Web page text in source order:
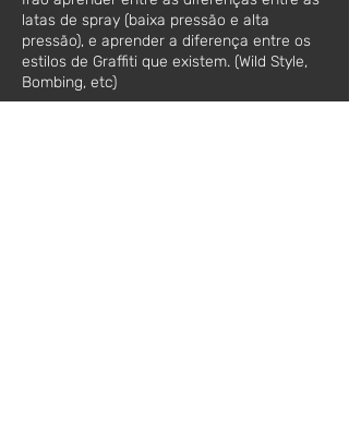
latas de spray (baixa pressão e alta
pressão), e aprender a diferença entre os
estilos de Graffiti que existem. (Wild Style,
Bombing, etc)